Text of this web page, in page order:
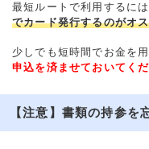
最短ルートで利用するには
でカード発行するのがオ
少しでも短時間でお金を
申込を済ませておいてくだ
【注意】書類の持参を